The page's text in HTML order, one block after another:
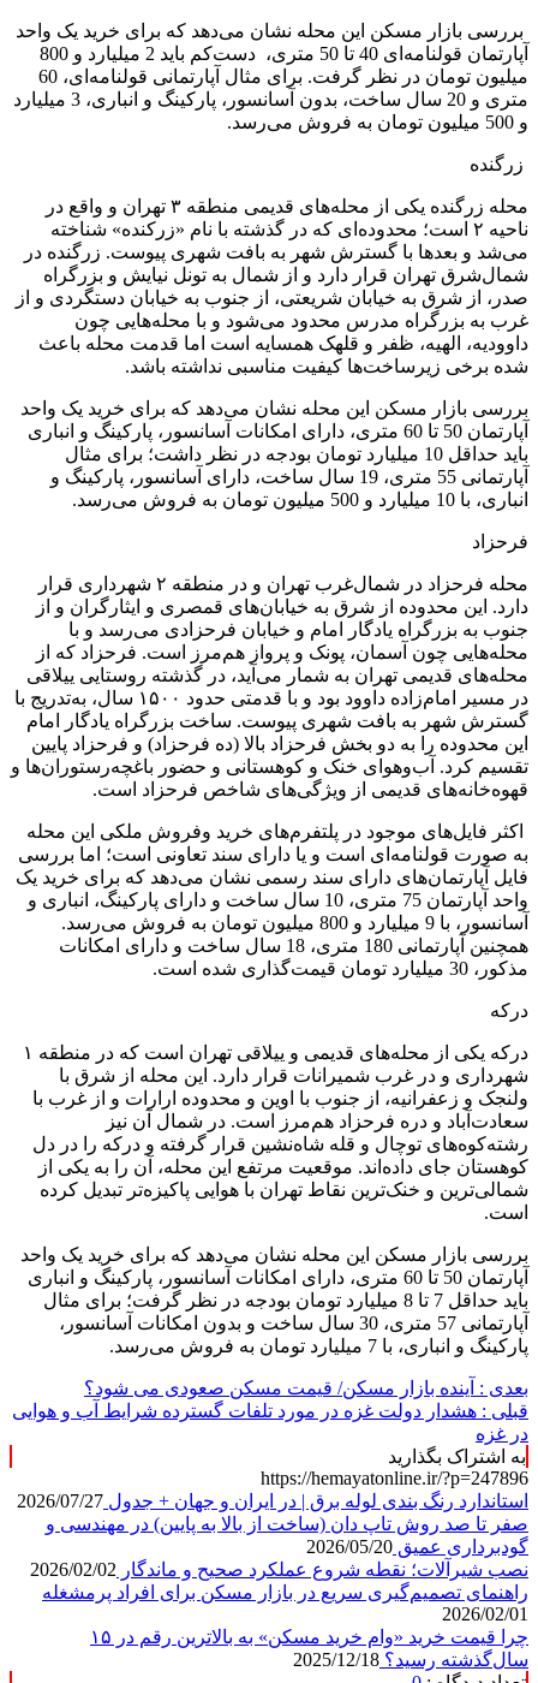
بررسی بازار مسکن این محله نشان می‌دهد که برای خرید یک واحد
آپارتمان قولنامه‌ای 40 تا 50 متری، ‌ دست‌کم باید 2 میلیارد و 800
میلیون تومان در نظر گرفت. برای مثال آپارتمانی قولنامه‌ای، 60
متری و 20 سال ساخت، بدون آسانسور، پارکینگ و انباری، 3 میلیارد
و 500 میلیون تومان به فروش می‌رسد.
زرگنده​
محله زرگنده یکی از محله‌های قدیمی منطقه ۳ تهران و واقع در
ناحیه ۲ است؛ محدوده‌ای که در گذشته با نام «زرکنده» شناخته
می‌شد و بعدها با گسترش شهر به بافت شهری پیوست. زرگنده در
شمال‌شرق تهران قرار دارد و از شمال به تونل نیایش و بزرگراه
صدر، از شرق به خیابان شریعتی، از جنوب به خیابان دستگردی و از
غرب به بزرگراه مدرس محدود می‌شود و با محله‌هایی چون
داوودیه، الهیه، ظفر و قلهک همسایه است اما قدمت محله باعث
شده برخی زیرساخت‌ها کیفیت مناسبی نداشته باشد.
بررسی بازار مسکن این محله نشان می‌دهد که برای خرید یک واحد
آپارتمان 50 تا 60 متری، دارای امکانات آسانسور، پارکینگ و انباری
باید حداقل 10 میلیارد تومان بودجه در نظر داشت؛ برای مثال
آپارتمانی 55 متری، 19 سال ساخت، دارای آسانسور، پارکینگ و
انباری، با 10 میلیارد و 500 میلیون تومان به فروش می‌رسد.
فرحزاد
محله فرحزاد در شمال‌غرب تهران و در منطقه ۲ شهرداری قرار
دارد. این محدوده از شرق به خیابان‌های قمصری و ایثارگران و از
جنوب به بزرگراه یادگار امام و خیابان فرحزادی می‌رسد و با
محله‌هایی چون آسمان، پونک و پرواز هم‌مرز است. فرحزاد که از
محله‌های قدیمی تهران به شمار می‌آید، در گذشته روستایی ییلاقی
در مسیر امام‌زاده داوود بود و با قدمتی حدود ۱۵۰۰ سال، به‌تدریج با
گسترش شهر به بافت شهری پیوست. ساخت بزرگراه یادگار امام
این محدوده را به دو بخش فرحزاد بالا (ده فرحزاد) و فرحزاد پایین
تقسیم کرد. آب‌وهوای خنک و کوهستانی و حضور باغچه‌رستوران‌ها و
قهوه‌خانه‌های قدیمی از ویژگی‌های شاخص فرحزاد است.
اکثر فایل‌های موجود در پلتفرم‌های خرید وفروش ملکی این محله
به صورت قولنامه‌ای است و یا دارای سند تعاونی است؛ اما بررسی
فایل‌ آپارتمان‌های دارای سند رسمی نشان می‌دهد که برای خرید یک
واحد آپارتمان 75 متری، 10 سال ساخت و دارای پارکینگ، انباری و
آسانسور، با 9 میلیارد و 800 میلیون تومان به فروش می‌رسد.
همچنین آپارتمانی 180 متری، 18 سال ساخت و دارای امکانات
مذکور، 30 میلیارد تومان قیمت‌گذاری شده است.
درکه
درکه یکی از محله‌های قدیمی و ییلاقی تهران است که در منطقه‌ ۱
شهرداری و در غرب شمیرانات قرار دارد. این محله از شرق با
ولنجک و زعفرانیه، از جنوب با اوین و محدوده ارارات و از غرب با
سعادت‌آباد و دره فرحزاد هم‌مرز است. در شمال آن نیز
رشته‌کوه‌های توچال و قله شاه‌نشین قرار گرفته و درکه را در دل
کوهستان جای داده‌اند. موقعیت مرتفع این محله، آن را به یکی از
شمالی‌ترین و خنک‌ترین نقاط تهران با هوایی پاکیزه‌تر تبدیل کرده
است.
بررسی بازار مسکن این محله نشان می‌دهد که برای خرید یک واحد
آپارتمان 50 تا 60 متری، دارای امکانات آسانسور، پارکینگ و انباری
باید حداقل 7 تا 8 میلیارد تومان بودجه در نظر گرفت؛ برای مثال
آپارتمانی 57 متری، 30 سال ساخت و بدون امکانات آسانسور،
پارکینگ و انباری، با 7 میلیارد تومان به فروش می‌رسد.
بعدی : آینده بازار مسکن/ قیمت مسکن صعودی می شود؟
قبلی : هشدار دولت غزه در مورد تلفات گسترده شرایط آب و هوایی
در غزه
به اشتراک بگذارید
https://hemayatonline.ir/?p=247896
استاندارد رنگ بندی لوله برق | در ایران و جهان + جدول 2026/07/27
صفر تا صد روش تاپ دان (ساخت از بالا به پایین) در مهندسی و
گودبرداری عمیق 2026/05/20
نصب شیرآلات؛ نقطه شروع عملکرد صحیح و ماندگار 2026/02/02
راهنمای تصمیم‌گیری سریع در بازار مسکن برای افراد پرمشغله
2026/02/01
چرا قیمت خرید «وام خرید مسکن» به بالاترین رقم در ۱۵
سال‌گذشته رسید؟ 2025/12/18